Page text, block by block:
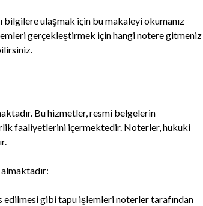
bilgilere ulaşmak için bu makaleyi okumanız
gerçekleştirmek için hangi notere gitmeniz
Bu hizmetler, resmi belgelerin
faaliyetlerini içermektedir. Noterler, hukuki
edilmesi gibi tapu işlemleri noterler tarafından